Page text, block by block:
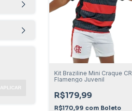
APLICAR
Kit Braziline Mini Craque CR
Flamengo Juvenil
R$179,99
R$170,99 com Boleto